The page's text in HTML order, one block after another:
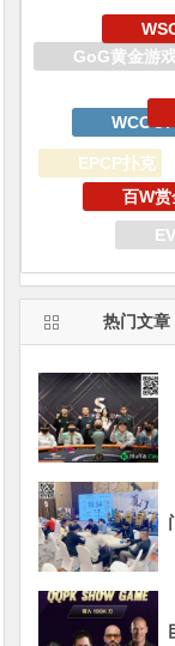
WSOP
EPCP扑克
WCOOP
百W
热门文章